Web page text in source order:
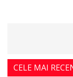
CELE MAI